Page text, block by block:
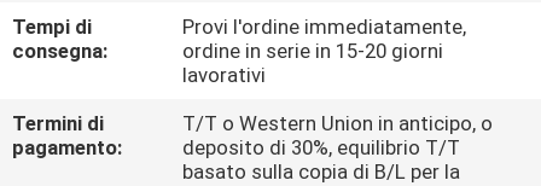
RICHIEDA
UNA
Tempi di
consegna:
Provi l'ordine immediatamente,
ordine in serie in 15-20 giorni
lavorativi
Termini di
pagamento:
T/T o Western Union in anticipo, o
deposito di 30%, equilibrio T/T
basato sulla copia di B/L per la